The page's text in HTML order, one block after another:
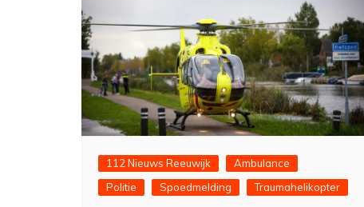
112 Nieuws Reeuwijk
Ambulance
Politie
Spoedmelding Traumahelikopter